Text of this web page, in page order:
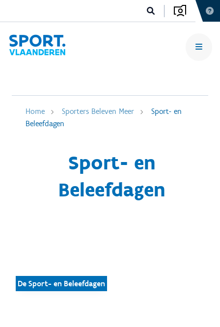
Home Sporters Beleven Meer
Sport- en
Beleefdagen
Sport- en
Beleefdagen
De Sport- en Beleefdagen